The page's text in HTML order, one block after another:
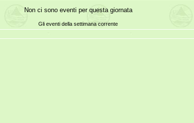
Non ci sono eventi per questa giornata
Gli eventi della settimana corrente